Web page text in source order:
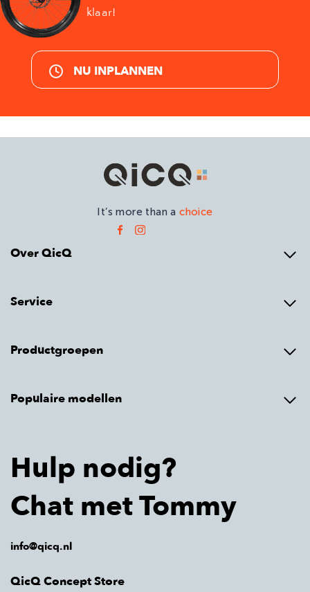
klaar!
NU INPLANNEN
It’s more than achoice
Over QicQ
Service
Productgroepen
Populaire modellen
Hulp nodig?
Chat met Tommy
info@qicq.nl
QicQ Concept Store